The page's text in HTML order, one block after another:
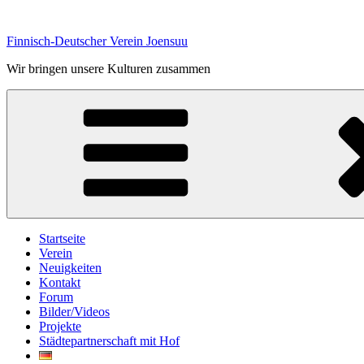
springen
Finnisch-Deutscher Verein Joensuu
Wir bringen unsere Kulturen zusammen
Startseite
Verein
Neuigkeiten
Kontakt
Forum
Bilder/Videos
Projekte
Städtepartnerschaft mit Hof